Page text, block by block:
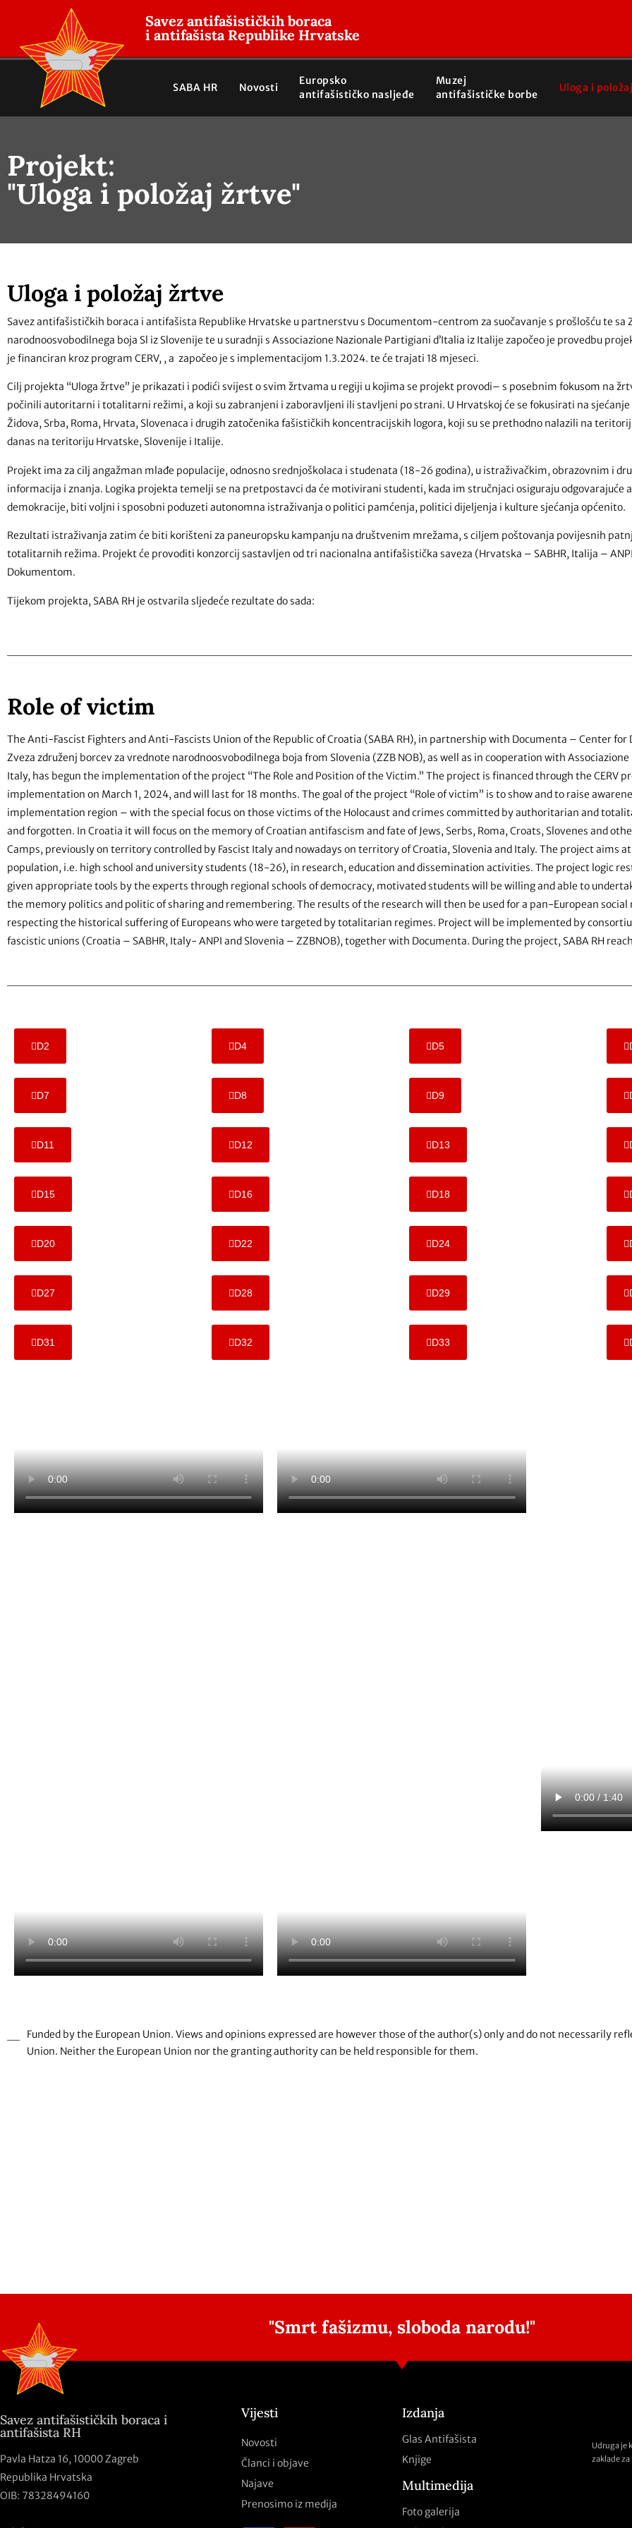
Savez antifašističkih boraca
i antifašista Republike Hrvatske
SABA HR Novosti
Europsko
antifašističko nasljeđe
Muzej
antifašističke borbe
Uloga i
Projekt:
"Uloga i položaj žrtve"
Uloga i položaj žrtve
Savez antifašističkih boraca i antifašista Republike Hrvatske u partnerstvu s Documentom-centrom za suočavanje s prošlošću te sa
narodnoosvobodilnega boja Sl iz Slovenije te u suradnji s Associazione Nazionale Partigiani d’Italia iz Italije započeo je provedbu
je financiran kroz program CERV, , a započeo je s implementacijom 1.3.2024. te će trajati 18 mjeseci.
Cilj projekta “Uloga žrtve” je prikazati i podići svijest o svim žrtvama u regiji u kojima se projekt provodi– s posebnim fokusom na
počinili autoritarni i totalitarni režimi, a koji su zabranjeni i zaboravljeni ili stavljeni po strani. U Hrvatskoj će se fokusirati na
Židova, Srba, Roma, Hrvata, Slovenaca i drugih zatočenika fašističkih koncentracijskih logora, koji su se prethodno nalazili na
danas na teritoriju Hrvatske, Slovenije i Italije.
Projekt ima za cilj angažman mlađe populacije, odnosno srednjoškolaca i studenata (18-26 godina), u istraživačkim, obrazovnim i
informacija i znanja. Logika projekta temelji se na pretpostavci da će motivirani studenti, kada im stručnjaci osiguraju odgovarajuće
demokracije, biti voljni i sposobni poduzeti autonomna istraživanja o politici pamćenja, politici dijeljenja i kulture sjećanja općenito.
Rezultati istraživanja zatim će biti korišteni za paneuropsku kampanju na društvenim mrežama, s ciljem poštovanja povijesnih
totalitarnih režima. Projekt će provoditi konzorcij sastavljen od tri nacionalna antifašistička saveza (Hrvatska – SABHR, Italija –
Dokumentom.
Tijekom projekta, SABA RH je ostvarila sljedeće rezultate do sada:
Role of victim
The Anti-Fascist Fighters and Anti-Fascists Union of the Republic of Croatia (SABA RH), in partnership with Documenta – Center
Zveza združenj borcev za vrednote narodnoosvobodilnega boja from Slovenia (ZZB NOB), as well as in cooperation with
Italy, has begun the implementation of the project “The Role and Position of the Victim.” The project is financed through the CERV
implementation on March 1, 2024, and will last for 18 months. The goal of the project “Role of victim” is to show and to raise
implementation region – with the special focus on those victims of the Holocaust and crimes committed by authoritarian and
and forgotten. In Croatia it will focus on the memory of Croatian antifascism and fate of Jews, Serbs, Roma, Croats, Slovenes and
Camps, previously on territory controlled by Fascist Italy and nowadays on territory of Croatia, Slovenia and Italy. The project aims
population, i.e. high school and university students (18-26), in research, education and dissemination activities. The project logic
given appropriate tools by the experts through regional schools of democracy, motivated students will be willing and able to
the memory politics and politic of sharing and remembering. The results of the research will then be used for a pan-European
respecting the historical suffering of Europeans who were targeted by totalitarian regimes. Project will be implemented by
fascistic unions (Croatia – SABHR, Italy- ANPI and Slovenia – ZZBNOB), together with Documenta. During the project, SABA RH
D2 D4 D5
D7 D8 D9
D11 D12 D13
D15 D16 D18
D20 D22 D24
D27 D28 D29
D31 D32 D33
Funded by the European Union. Views and opinions expressed are however those of the author(s) only and do not necessarily
Union. Neither the European Union nor the granting authority can be held responsible for them.
"Smrt fašizmu, sloboda narodu!"
Savez antifašističkih boraca i
antifašista RH
Pavla Hatza 16, 10000 Zagreb
Republika Hrvatska
OIB: 78328494160
Vijesti
Novosti
Članci i objave
Najave
Prenosimo iz medija
Izdanja
Glas Antifašista
Knjige
Multimedija
Foto galerija
Udruga je
zaklade